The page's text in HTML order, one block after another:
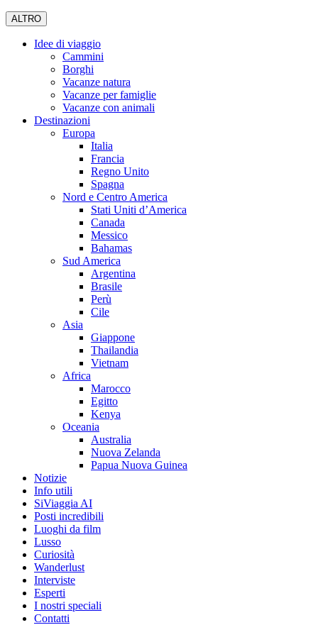
ALTRO
Idee di viaggio
Cammini
Borghi
Vacanze natura
Vacanze per famiglie
Vacanze con animali
Destinazioni
Europa
Italia
Francia
Regno Unito
Spagna
Nord e Centro America
Stati Uniti d’America
Canada
Messico
Bahamas
Sud America
Argentina
Brasile
Perù
Cile
Asia
Giappone
Thailandia
Vietnam
Africa
Marocco
Egitto
Kenya
Oceania
Australia
Nuova Zelanda
Papua Nuova Guinea
Notizie
Info utili
SiViaggia AI
Posti incredibili
Luoghi da film
Lusso
Curiosità
Wanderlust
Interviste
Esperti
I nostri speciali
Contatti